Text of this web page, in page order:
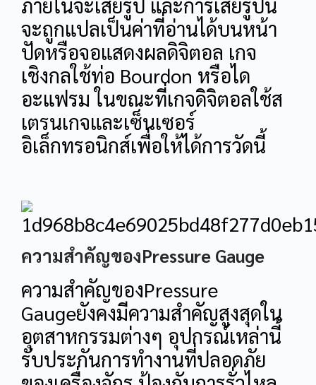
จะถูกแปลเป็นค่าที่อ่านได้บนหน้า
ปัดหรือจอแสดงผลดิจิตอล เกจ
เชิงกลใช้ท่อ Bourdon หรือได
อะแฟรม ในขณะที่เกจดิจิตอลใช้ส
เตรนเกจและเซ็นเซอร์
อิเล็กทรอนิกส์เพื่อให้ได้การวัดนี้
ความสำคัญของPressure Gauge
ความสำคัญของPressure
Gaugeยังคงมีความสำคัญสูงสุดใน
อุตสาหกรรมต่างๆ อุปกรณ์เหล่านี้
รับประกันการทำงานที่ปลอดภัย